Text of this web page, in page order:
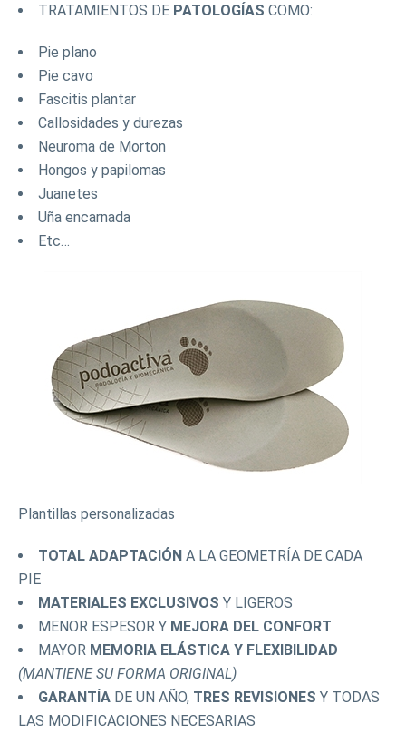
TRATAMIENTOS DE PATOLOGÍAS COMO:
Pie plano
Pie cavo
Fascitis plantar
Callosidades y durezas
Neuroma de Morton
Hongos y papilomas
Juanetes
Uña encarnada
Etc…
Plantillas personalizadas
TOTAL ADAPTACIÓN A LA GEOMETRÍA DE CADA
PIE
MATERIALES EXCLUSIVOS Y LIGEROS
MENOR ESPESOR Y MEJORA DEL CONFORT
MAYOR MEMORIA ELÁSTICA Y FLEXIBILIDAD
(MANTIENE SU FORMA ORIGINAL)
GARANTÍA DE UN AÑO, TRES REVISIONES Y TODAS
LAS MODIFICACIONES NECESARIAS